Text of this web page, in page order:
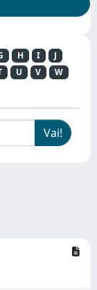
H I
J
U V
W